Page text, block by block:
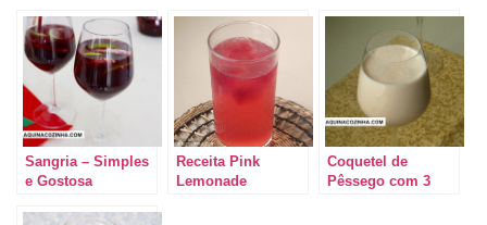
Sangria – Simples
e Gostosa
Receita Pink
Lemonade
Coquetel de
Pêssego com 3